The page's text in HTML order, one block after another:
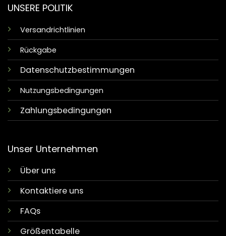
UNSERE POLITIK
Versandrichtlinien
Rückgabe
Datenschutzbestimmungen
Nutzungsbedingungen
Zahlungsbedingungen
Unser Unternehmen
Über uns
Kontaktiere uns
FAQs
Größentabelle